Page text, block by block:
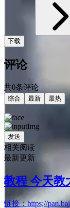
下载
评论
共0条评论
综合 最新 最热
发送
相关阅读
最新更新
教程 今天教
链接：https;//